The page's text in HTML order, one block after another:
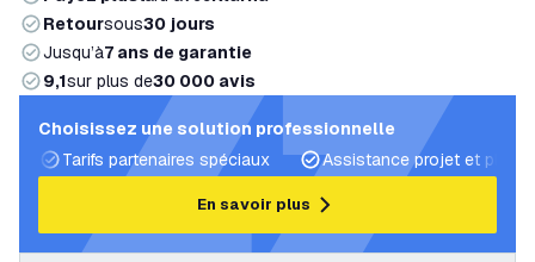
Retoursous30 jours
Jusqu’à7 ans de garantie
9,1sur plus de30 000 avis
Choisissez une solution professionnelle
Tarifs partenaires spéciaux
Assistance projet et plans
En savoir plus